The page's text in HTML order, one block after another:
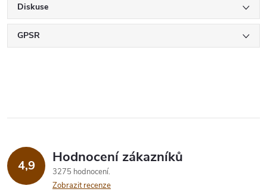
Diskuse
GPSR
4,9 Hodnocení zákazníků
3275 hodnocení
Zobrazit recenze